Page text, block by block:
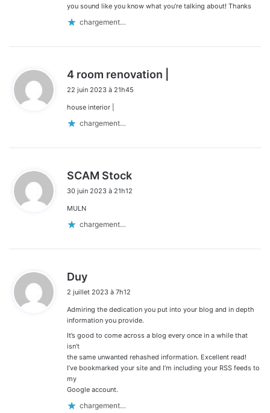
you sound like you know what you’re talking about! Thanks
chargement…
4 room renovation |
22 juin 2023 à 21h45
house interior |
chargement…
SCAM Stock
30 juin 2023 à 21h12
MULN
chargement…
Duy
t
:
2 juillet 2023 à 7h12
Admiring the dedication you put into your blog and in depth
information you provide.
It’s good to come across a blog every once in a while that
isn’t
the same unwanted rehashed information. Excellent read!
I’ve bookmarked your site and I’m including your RSS feeds to
my
Google account.
chargement…